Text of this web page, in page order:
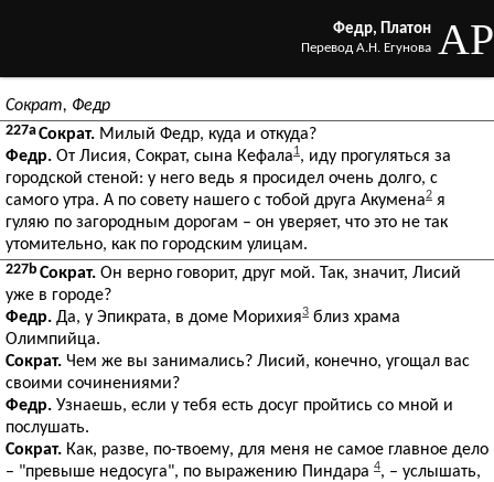
Федр, Платон
Перевод А.Н. Егунова AP
Сократ, Федр
227aСократ. Милый Федр, куда и откуда?
Федр. От Лисия, Сократ, сына Кефала1, иду прогуляться за
городской стеной: у него ведь я просидел очень долго, с
самого утра. А по совету нашего с тобой друга Акумена2 я
гуляю по загородным дорогам – он уверяет, что это не так
утомительно, как по городским улицам.
227b Сократ. Он верно говорит, друг мой. Так, значит, Лисий
уже в городе?
Федр. Да, у Эпикрата, в доме Морихия3 близ храма
Олимпийца.
Сократ. Чем же вы занимались? Лисий, конечно, угощал вас
своими сочинениями?
Федр. Узнаешь, если у тебя есть досуг пройтись со мной и
послушать.
Сократ. Как, разве, по-твоему, для меня не самое главное дело
– "превыше недосуга", по выражению Пиндара 4, – услышать,